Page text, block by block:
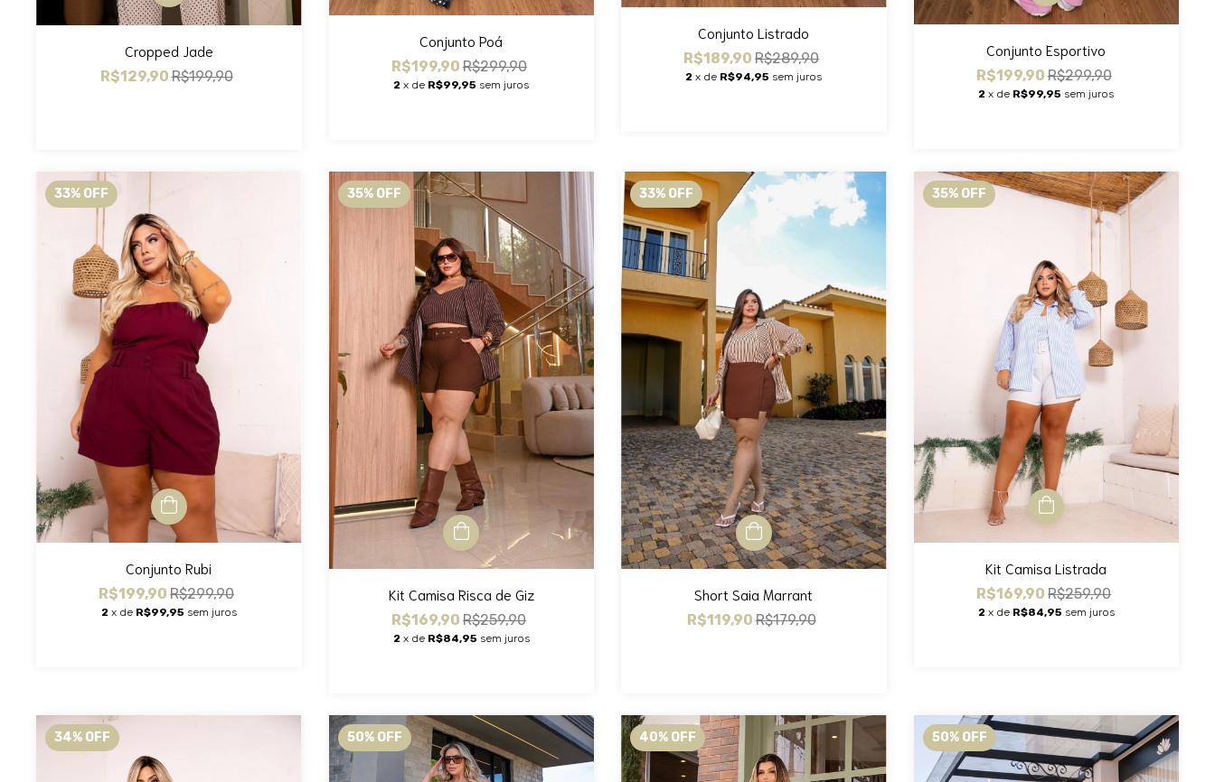
Cropped Jade
R$129,90R$199,90
Conjunto Poá
R$199,90R$299,90
2 x de R$99,95 sem juros
Conjunto Listrado
R$189,90R$289,90
2 x de R$94,95 sem juros
Conjunto Esportivo
R$199,90R$299,90
2 x de R$99,95 sem juros
33% OFF
Conjunto Rubi
R$199,90R$299,90
2 x de R$99,95 sem juros
35% OFF
Kit Camisa Risca de Giz
R$169,90R$259,90
2 x de R$84,95 sem juros
33% OFF
Short Saia Marrant
R$119,90R$179,90
35% OFF
Kit Camisa Listrada
R$169,90R$259,90
2 x de R$84,95 sem juros
34% OFF 50% OFF 40% OFF 50% OFF